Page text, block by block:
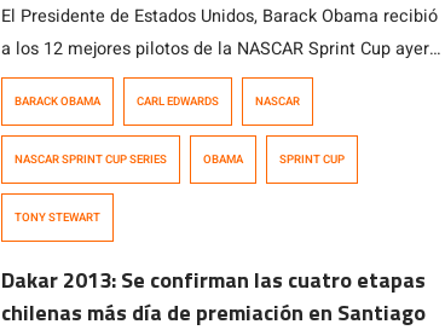
El Presidente de Estados Unidos, Barack Obama recibió
a los 12 mejores pilotos de la NASCAR Sprint Cup ayer
en la Casa Blanca, en un acto para celebrar el título
sin embargo ha dejado un día […]
BARACK OBAMA CARL EDWARDS NASCAR
NASCAR SPRINT CUP SERIES OBAMA SPRINT CUP
TONY STEWART
Dakar 2013: Se confirman las cuatro etapas
chilenas más día de premiación en Santiago